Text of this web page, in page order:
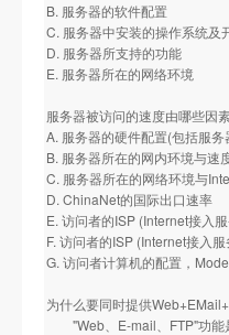
B. 服务器的软件配置
C. 服务器中安装的操作系统及
D. 服务器所支持的功能
E. 服务器所在的网络环境
服务器被访问的速度由哪些因
A. 服务器的硬件配置(包括服
B. 服务器所在的网内环境与速
C. 服务器所在的网络环境与
D. ChinaNet的国际出口速率
E. 访问者的ISP (Internet接入
F. 访问者的ISP (Internet接入
G. 访问者计算机的配置，
为什么要同时提供
"Web、E-mail、FTP"功能